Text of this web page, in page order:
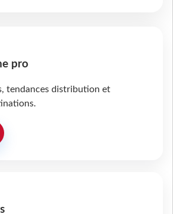
pro
tendances distribution et